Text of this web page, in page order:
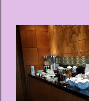
陸となります。 まる
クインしてルームツ
されています。その
介します。 🔑 1. コン
のホテル」 デジタル
イティブプロダクシ
刺激する美しいデジ